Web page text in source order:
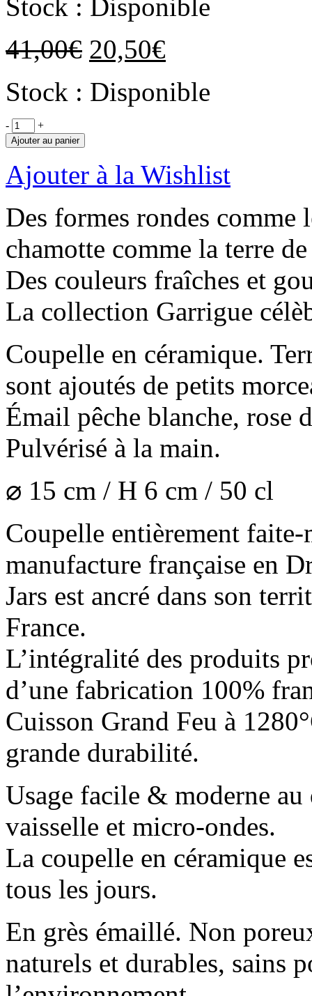
Stock : Disponible
41,00€ 20,50€
Stock : Disponible
- +
Ajouter au panier
Ajouter à la Wishlist
Des formes rondes
chamotte comme la terre
Des couleurs fraîches et
La collection Garrigue
Coupelle en céramique.
sont ajoutés de petits
Émail pêche blanche, rose
Pulvérisé à la main.
⌀ 15 cm / H 6 cm / 50 cl
Coupelle entièrement
manufacture française en
Jars est ancré dans son
France.
L’intégralité des produits
d’une fabrication 100%
Cuisson Grand Feu à
grande durabilité.
Usage facile & moderne
vaisselle et micro-ondes.
La coupelle en céramique
tous les jours.
En grès émaillé. Non
naturels et durables, sains